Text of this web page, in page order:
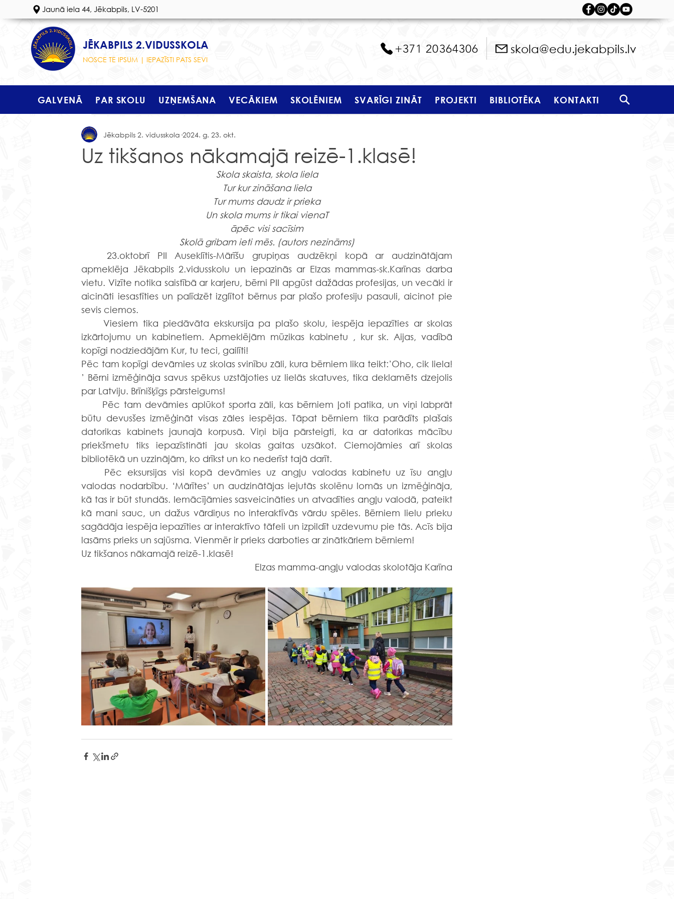
Jaunā iela 44, Jēkabpils, LV-5201
JĒKABPILS 2.VIDUSSKOLA
NOSCE TE IPSUM | IEPAZĪSTI PATS SEVI
+371 20364306 skola@edu.jekabpils.lv
GALVENĀ PAR SKOLU UZŅEMŠANA VECĀKIEM SKOLĒNIEM SVARĪGI ZINĀT PROJEKTI BIBLIOTĒKA KONTAKTI
Uz tikšanos nākamajā reizē-1.klasē!
Jēkabpils 2. vidusskola 2024. g. 23. okt.
Skola skaista, skola liela
Tur kur zināšana liela
Tur mums daudz ir prieka
Un skola mums ir tikai vienaT
āpēc visi sacīsim
Skolā gribam ieti mēs. (autors nezināms)
apmeklēja Jēkabpils 2.vidusskolu un iepazinās ar Elzas mammas-sk.Karīnas darba
vietu. Vizīte notika saistībā ar karjeru, bērni PII apgūst dažādas profesijas, un vecāki ir
aicināti iesastīties un palīdzēt izglītot bērnus par plašo profesiju pasauli, aicinot pie
sevis ciemos.
	Viesiem tika piedāvāta ekskursija pa plašo skolu, iespēja iepazīties ar skolas
izkārtojumu un kabinetiem. Apmeklējām mūzikas kabinetu , kur sk. Aijas, vadībā
kopīgi nodziedājām Kur, tu teci, gailīti!
Pēc tam kopīgi devāmies uz skolas svinību zāli, kura bērniem lika teikt:’Oho, cik liela!
’ Bērni izmēģināja savus spēkus uzstājoties uz lielās skatuves, tika deklamēts dzejolis
par Latviju. Brīnišķīgs pārsteigums!
būtu devusšes izmēģināt visas zāles iespējas. Tāpat bērniem tika parādīts plašais
datorikas kabinets jaunajā korpusā. Viņi bija pārsteigti, ka ar datorikas mācību
priekšmetu tiks iepazīstināti jau skolas gaitas uzsākot. Ciemojāmies arī skolas
bibliotēkā un uzzinājām, ko drīkst un ko nederīst tajā darīt.
valodas nodarbību. ‘Mārītes’ un audzinātājas iejutās skolēnu lomās un izmēģināja,
kā tas ir būt stundās. Iemācījāmies sasveicināties un atvadīties angļu valodā, pateikt
kā mani sauc, un dažus vārdiņus no interaktīvās vārdu spēles. Bērniem lielu prieku
sagādāja iespēja iepazīties ar interaktīvo tāfeli un izpildīt uzdevumu pie tās. Acīs bija
lasāms prieks un sajūsma. Vienmēr ir prieks darboties ar zinātkāriem bērniem!
Uz tikšanos nākamajā reizē-1.klasē!
Elzas mamma-angļu valodas skolotāja Karīna